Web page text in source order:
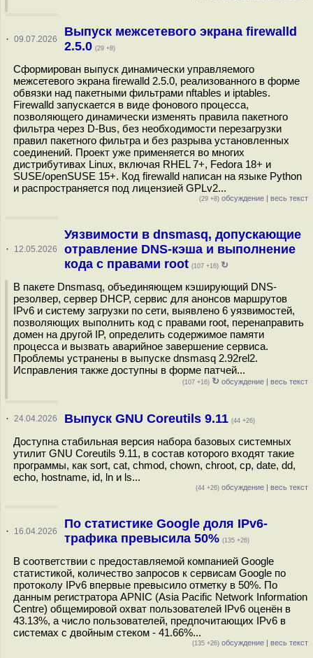
· 09.07.2026
Выпуск межсетевого экрана firewalld
2.5.0 (29 +8)
Сформирован выпуск динамически управляемого
межсетевого экрана firewalld 2.5.0, реализованного в форме
обвязки над пакетными фильтрами nftables и iptables.
Firewalld запускается в виде фонового процесса,
позволяющего динамически изменять правила пакетного
фильтра через D-Bus, без необходимости перезагрузки
правил пакетного фильтра и без разрыва установленных
соединений. Проект уже применяется во многих
дистрибутивах Linux, включая RHEL 7+, Fedora 18+ и
SUSE/openSUSE 15+. Код firewalld написан на языке Python
и распространяется под лицензией GPLv2...
(29 +8) обсуждение | весь текст
· 12.05.2026
Уязвимости в dnsmasq, допускающие
отравление DNS-кэша и выполнение
кода с правами root (107 +16) ↻
В пакете Dnsmasq, объединяющем кэширующий DNS-
резолвер, сервер DHCP, сервис для анонсов маршрутов
IPv6 и систему загрузки по сети, выявлено 6 уязвимостей,
позволяющих выполнить код с правами root, перенаправить
домен на другой IP, определить содержимое памяти
процесса и вызвать аварийное завершение сервиса.
Проблемы устранены в выпуске dnsmasq 2.92rel2.
Исправления также доступны в форме патчей...
(107 +16) ↻ обсуждение | весь текст
· 24.04.2026 Выпуск GNU Coreutils 9.11 (44 +26)
Доступна стабильная версия набора базовых системных
утилит GNU Coreutils 9.11, в состав которого входят такие
программы, как sort, cat, chmod, chown, chroot, cp, date, dd,
echo, hostname, id, ln и ls...
(44 +26) обсуждение | весь текст
· 16.04.2026
По статистике Google доля IPv6-
трафика превысила 50% (135 +26)
В соответствии с предоставляемой компанией Google
статистикой, количество запросов к сервисам Google по
протоколу IPv6 впервые превысило отметку в 50%. По
данным регистратора APNIC (Asia Pacific Network Information
Centre) общемировой охват пользователей IPv6 оценён в
43.13%, а число пользователей, предпочитающих IPv6 в
системах с двойным стеком - 41.66%...
(135 +26) обсуждение | весь текст